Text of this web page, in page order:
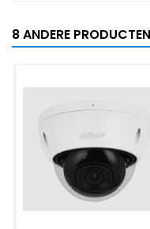
8 ANDERE